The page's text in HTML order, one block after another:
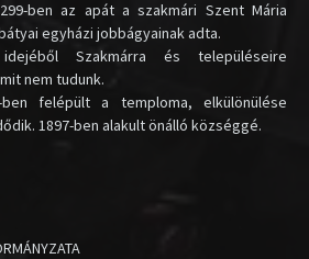
ben az apát a szakmári Szent Mária
egyházi jobbágyainak adta.
Szakmárra és településeire
nem tudunk.
ben felépült a temploma, elkülönülése
1897-ben alakult önálló községgé.